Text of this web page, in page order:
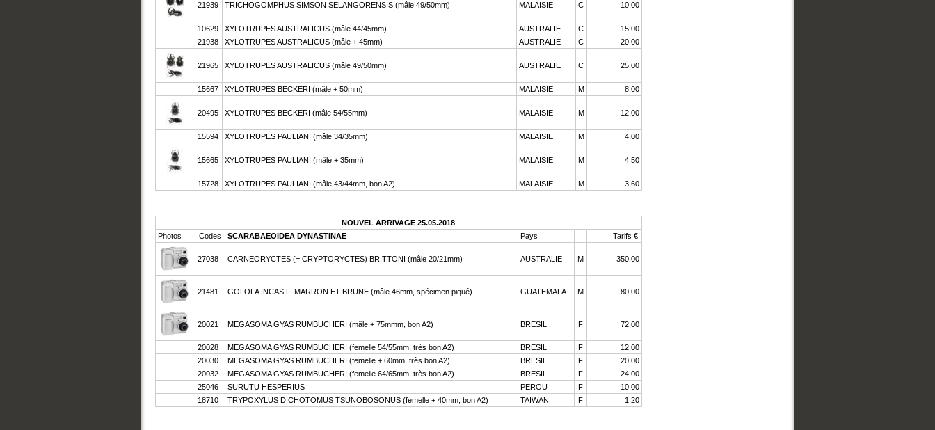
21939 TRICHOGOMPHUS SIMSON SELANGORENSIS (mâle 49/50mm) MALAISIE C 10,00
10629 XYLOTRUPES AUSTRALICUS (mâle 44/45mm) AUSTRALIE C
15,00
21938
XYLOTRUPES AUSTRALICUS (mâle + 45mm) AUSTRALIE C 20,00
21965 XYLOTRUPES AUSTRALICUS (mâle 49/50mm) AUSTRALIE C 25,00
15667 XYLOTRUPES BECKERI (mâle + 50mm) MALAISIE M 8,00
20495 XYLOTRUPES BECKERI (mâle 54/55mm) MALAISIE M 12,00
15594 XYLOTRUPES PAULIANI (mâle 34/35mm) MALAISIE M 4,00
15665 XYLOTRUPES PAULIANI (mâle + 35mm) MALAISIE M 4,50
15728 XYLOTRUPES PAULIANI (mâle 43/44mm, bon A2) MALAISIE M 3,60
NOUVEL ARRIVAGE 25.05.2018
Photos
Codes SCARABAEOIDEA DYNASTINAE Pays Tarifs €
27038 CARNEORYCTES (= CRYPTORYCTES) BRITTONI (mâle 20/21mm) AUSTRALIE M 350,00
21481 GOLOFA INCAS F. MARRON ET BRUNE (mâle 46mm, spécimen piqué) GUATEMALA M 80,00
20021 MEGASOMA GYAS RUMBUCHERI (mâle + 75mmm, bon A2) BRESIL F 72,00
20028 MEGASOMA GYAS RUMBUCHERI (femelle 54/55mm, très bon A2) BRESIL F
12,00
20030
MEGASOMA GYAS RUMBUCHERI (femelle + 60mm, très bon A2) BRESIL F
20,00
20032
MEGASOMA GYAS RUMBUCHERI (femelle 64/65mm, très bon A2) BRESIL F
24,00
25046
SURUTU HESPERIUS PEROU F
10,00
18710
TRYPOXYLUS DICHOTOMUS TSUNOBOSONUS (femelle + 40mm, bon A2) TAIWAN F 1,20